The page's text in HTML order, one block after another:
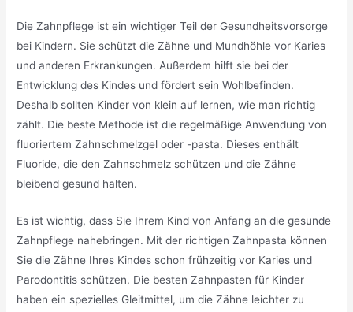
Die Zahnpflege ist ein wichtiger Teil der Gesundheitsvorsorge
bei Kindern. Sie schützt die Zähne und Mundhöhle vor Karies
und anderen Erkrankungen. Außerdem hilft sie bei der
Entwicklung des Kindes und fördert sein Wohlbefinden.
Deshalb sollten Kinder von klein auf lernen, wie man richtig
zählt. Die beste Methode ist die regelmäßige Anwendung von
fluoriertem Zahnschmelzgel oder -pasta. Dieses enthält
Fluoride, die den Zahnschmelz schützen und die Zähne
bleibend gesund halten.
Es ist wichtig, dass Sie Ihrem Kind von Anfang an die gesunde
Zahnpflege nahebringen. Mit der richtigen Zahnpasta können
Sie die Zähne Ihres Kindes schon frühzeitig vor Karies und
Parodontitis schützen. Die besten Zahnpasten für Kinder
haben ein spezielles Gleitmittel, um die Zähne leichter zu